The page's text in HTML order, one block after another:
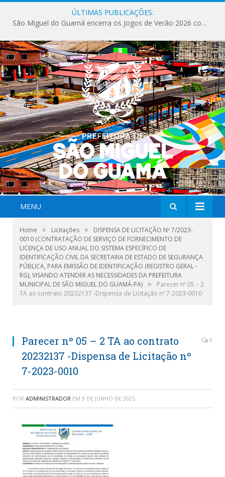
ÚLTIMAS PUBLICAÇÕES:
São Miguel do Guamá encerra os Jogos de Verão 2026 com sucesso de público e competições.
MENU
Home » Licitações »
DISPENSA DE LICITAÇÃO Nº 7/2023-
0010 (CONTRATAÇÃO DE SERVIÇO DE FORNECIMENTO DE
LICENÇA DE USO ANUAL DO SISTEMA ESPECÍFICO DE
IDENTIFICAÇÃO CIVIL DA SECRETARIA DE ESTADO DE SEGURANÇA
PÚBLICA, PARA EMISSÃO DE IDENTIFICAÇÃO (REGISTRO GERAL -
RG), VISANDO ATENDER AS NECESSIDADES DA PREFEITURA
MUNICIPAL DE SÃO MIGUEL DO GUAMÁ-PA) »
Parecer nº 05 – 2
TA ao contrato 20232137 -Dispensa de Licitação nº 7-2023-0010
Parecer nº 05 – 2 TA ao contrato
20232137 -Dispensa de Licitação nº
7-2023-0010
0
POR ADMINISTRADOR EM 9 DE JUNHO DE 2025